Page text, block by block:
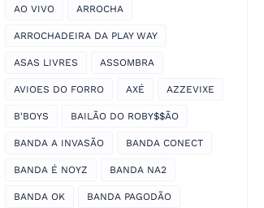
AO VIVO ARROCHA
ARROCHADEIRA DA PLAY WAY
ASAS LIVRES ASSOMBRA
AVIOES DO FORRO AXÉ AZZEVIXE
B'BOYS BAILÃO DO ROBY$$ÃO
BANDA A INVASÃO BANDA CONECT
BANDA É NOYZ BANDA NA2
BANDA OK BANDA PAGODÃO